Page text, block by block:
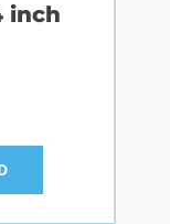
inch